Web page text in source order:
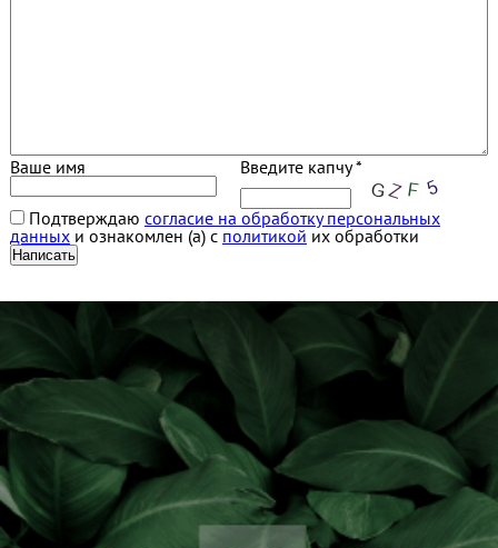
Ваше имя Введите капчу *
Подтверждаю согласие на обработку персональных
данныхи ознакомлен (а) с политикой их обработки